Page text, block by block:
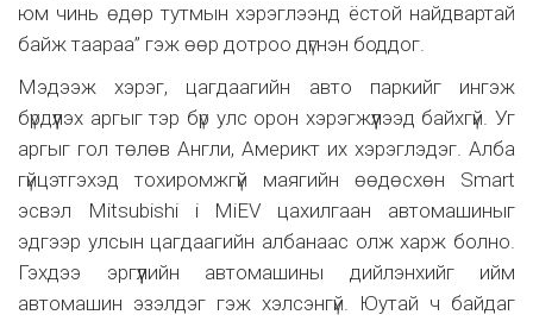
юм чинь өдөр тутмын хэрэглээнд ёстой найдвартай
байж таараа” гэж өөр дотроо дүгнэн боддог.
Мэдээж хэрэг, цагдаагийн авто паркийг ингэж
бүрдүүлэх аргыг тэр бүр улс орон хэрэгжүүлээд байхгүй. Уг
аргыг гол төлөв Англи, Америкт их хэрэглэдэг. Алба
гүйцэтгэхэд тохиромжгүй маягийн өөдөсхөн Smart
эсвэл Mitsubishi i MiEV цахилгаан автомашиныг
эдгээр улсын цагдаагийн албанаас олж харж болно.
Гэхдээ эргүүлийн автомашины дийлэнхийг ийм
автомашин эзэлдэг гэж хэлсэнгүй. Юутай ч байдаг